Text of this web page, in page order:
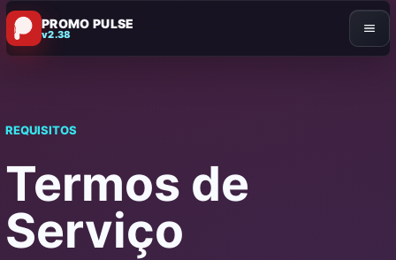
PROMO PULSE
v2.38
REQUISITOS
Termos de
Serviço